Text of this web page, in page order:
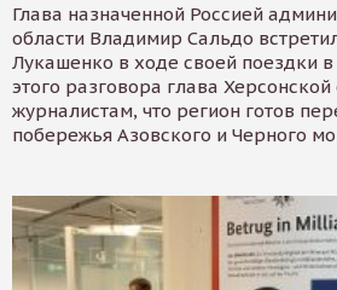
Глава назначенной Россией
области Владимир Сальдо
Лукашенко в ходе своей поездки
этого разговора глава
журналистам, что регион готов
побережья Азовского и Черного